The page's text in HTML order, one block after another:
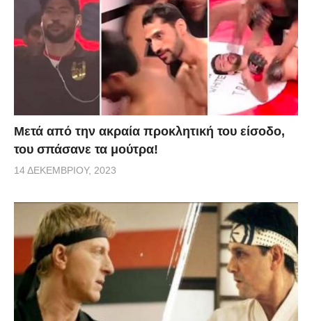
Μετά από την ακραία προκλητική του είσοδο,
του σπάσανε τα μούτρα!
14 ΔΕΚΕΜΒΡΊΟΥ, 2023